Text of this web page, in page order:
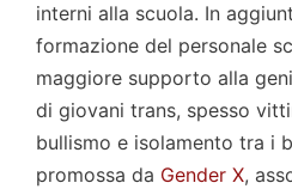
interni alla scuola. In
formazione del personale
maggiore supporto alla
di giovani trans, spesso
bullismo e isolamento tra i
promossa da Gender X,